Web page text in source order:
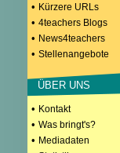
• Kürzere URLs
• 4teachers Blogs
• News4teachers
• Stellenangebote
ÜBER UNS
• Kontakt
• Was bringt's?
• Mediadaten